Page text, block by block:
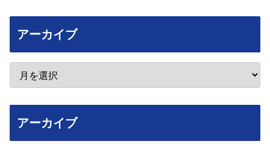
アーカイブ
アーカイブ